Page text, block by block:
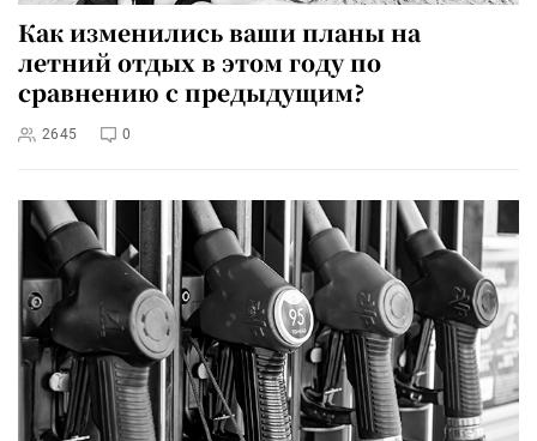
Как изменились ваши планы на
летний отдых в этом году по
сравнению с предыдущим?
2645 0